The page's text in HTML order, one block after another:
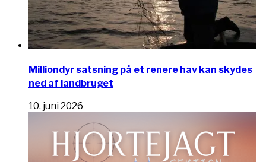
Milliondyr satsning på et renere hav kan skydes
ned af landbruget
10. juni 2026